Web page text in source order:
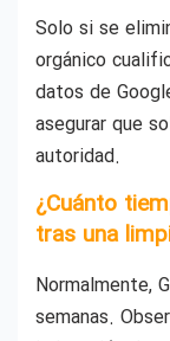
Solo si se
orgánico
datos de
asegurar que
autoridad.
¿Cuánto
tras una
Normalmente,
semanas.